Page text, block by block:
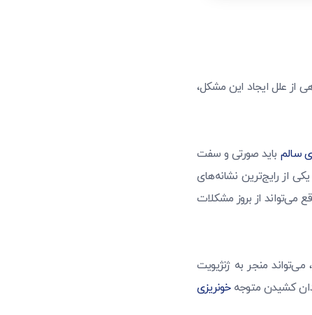
از علل ایجاد این مشکل،
سالم باید صورتی و سفت
از رایج‌ترین نشانه‌های
می‌تواند از بروز مشکلات
منجر به ژنژیویت
کشیدن متوجهخونریزی